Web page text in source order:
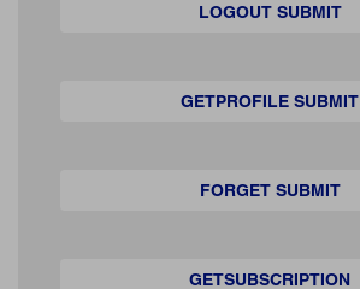
LOGOUT SUBMIT
GETPROFILE SUBMIT
FORGET SUBMIT
GETSUBSCRIPTION